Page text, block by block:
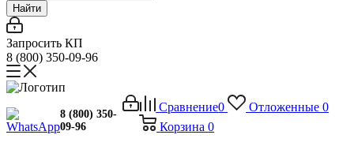
Найти
Запросить КП
8 (800) 350-09-96
Сравнение0 Отложенные 0
Корзина 0
8 (800) 350-
09-96